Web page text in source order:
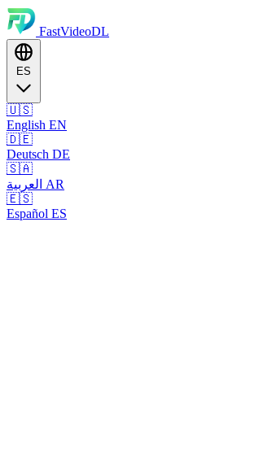
FastVideoDL
ES
🇺🇸
English EN
🇩🇪
Deutsch DE
🇸🇦
العربية AR
🇪🇸
Español ES